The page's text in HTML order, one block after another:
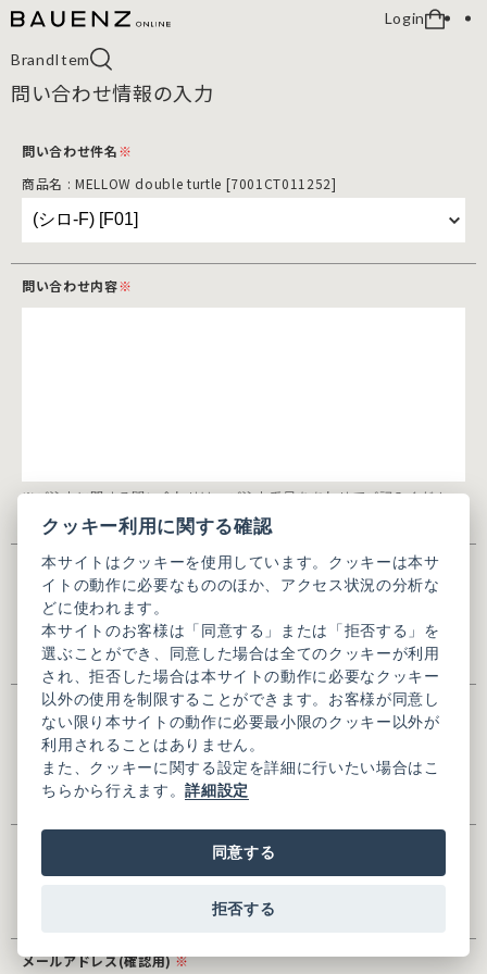
Login
BrandItem
問い合わせ情報の入力
問い合わせ件名※
商品名 : MELLOW double turtle [7001CT011252]
問い合わせ内容※
※ご注文に関する問い合わせは、ご注文番号をあわせてご記入くださ
氏名※
※全角入力
氏名(かな)※
※全角ひらがな入力
メールアドレス(確認用)※
クッキー利用に関する確認
本サイトはクッキーを使用しています。クッキーは本サ
イトの動作に必要なもののほか、アクセス状況の分析な
どに使われます。
本サイトのお客様は「同意する」または「拒否する」を
選ぶことができ、同意した場合は全てのクッキーが利用
され、拒否した場合は本サイトの動作に必要なクッキー
以外の使用を制限することができます。お客様が同意し
ない限り本サイトの動作に必要最小限のクッキー以外が
利用されることはありません。
また、クッキーに関する設定を詳細に行いたい場合はこ
ちらから行えます。詳細設定
同意する
拒否する